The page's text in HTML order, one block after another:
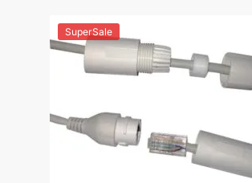
SuperSale